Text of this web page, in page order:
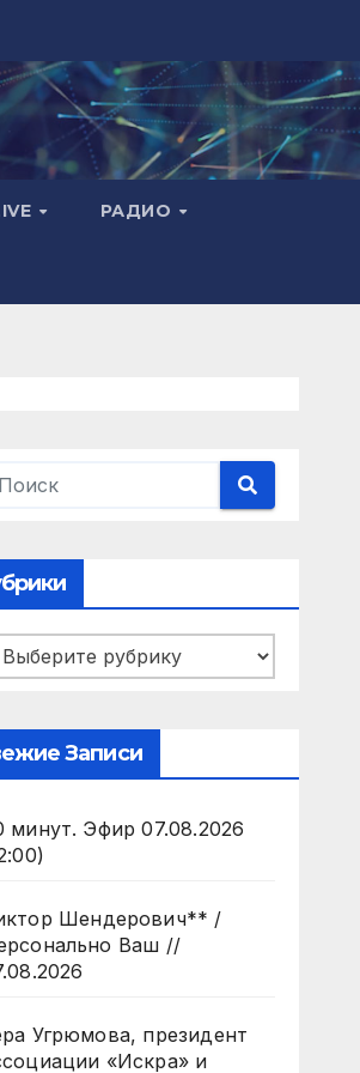
РАДИО
Записи
минут. Эфир 07.08.2026
Шендерович** /
Ваш //
Угрюмова, президент
«Искра» и